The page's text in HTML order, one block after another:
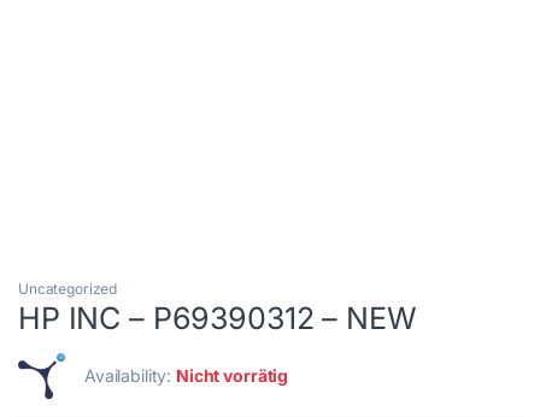
Uncategorized
HP INC – P69390312 – NEW
Availability: Nicht vorrätig